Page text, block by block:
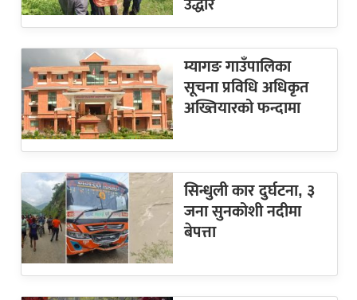
म्यागङ गाउँपालिका
सूचना प्रविधि अधिकृत
अख्तियारको फन्दामा
सिन्धुली कार दुर्घटना, ३
जना सुनकोशी नदीमा
बेपत्ता